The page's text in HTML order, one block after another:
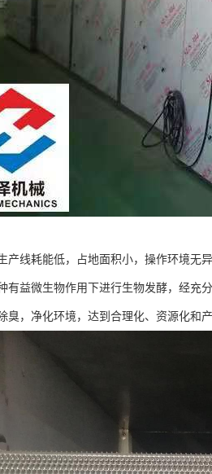
产线耗能低，占地面积小，操作环境无
有益微生物作用下进行生物发酵，经充
臭，净化环境，达到合理化、资源化和